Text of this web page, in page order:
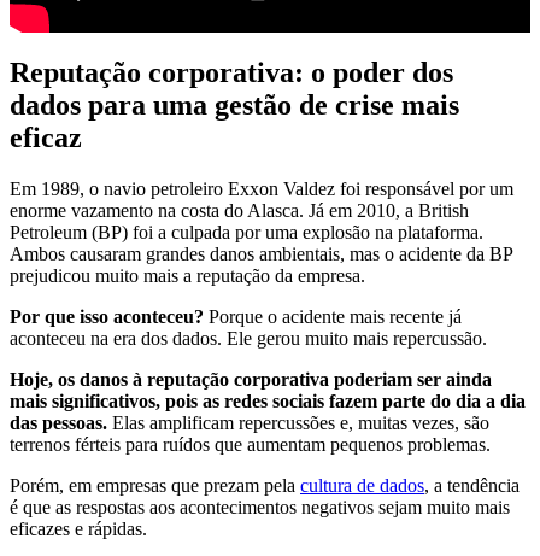
Reputação corporativa: o poder dos
dados para uma gestão de crise mais
eficaz
Em 1989, o navio petroleiro Exxon Valdez foi responsável por um
enorme vazamento na costa do Alasca. Já em 2010, a British
Petroleum (BP) foi a culpada por uma explosão na plataforma.
Ambos causaram grandes danos ambientais, mas o acidente da BP
prejudicou muito mais a reputação da empresa.
Por que isso aconteceu? Porque o acidente mais recente já
aconteceu na era dos dados. Ele gerou muito mais repercussão.
Hoje, os danos à reputação corporativa poderiam ser ainda
mais significativos, pois as redes sociais fazem parte do dia a dia
das pessoas. Elas amplificam repercussões e, muitas vezes, são
terrenos férteis para ruídos que aumentam pequenos problemas.
Porém, em empresas que prezam pela cultura de dados, a tendência
é que as respostas aos acontecimentos negativos sejam muito mais
eficazes e rápidas.